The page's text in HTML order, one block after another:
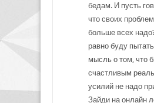
бедам. И пусть
что своих
больше всех
равно буду
мысль о том, что
счастливым
усилий не надо
Зайди на онлайн